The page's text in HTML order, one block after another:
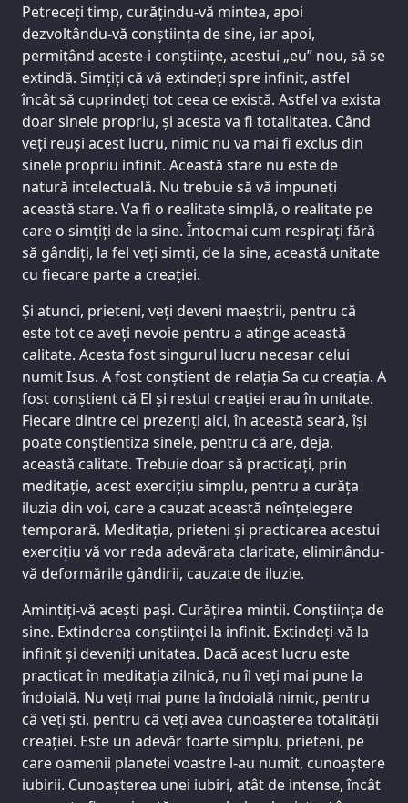
Petreceți timp, curățindu-vă mintea, apoi
dezvoltându-vă conștiința de sine, iar apoi,
permițând aceste-i conștiințe, acestui „eu” nou, să se
extindă. Simțiți că vă extindeți spre infinit, astfel
încât să cuprindeți tot ceea ce există. Astfel va exista
doar sinele propriu, și acesta va fi totalitatea. Când
veți reuși acest lucru, nimic nu va mai fi exclus din
sinele propriu infinit. Această stare nu este de
natură intelectuală. Nu trebuie să vă impuneți
această stare. Va fi o realitate simplă, o realitate pe
care o simțiți de la sine. Întocmai cum respirați fără
să gândiți, la fel veți simți, de la sine, această unitate
cu fiecare parte a creației.
Și atunci, prieteni, veți deveni maeștrii, pentru că
este tot ce aveți nevoie pentru a atinge această
calitate. Acesta fost singurul lucru necesar celui
numit Isus. A fost conștient de relația Sa cu creația. A
fost conștient că El și restul creației erau în unitate.
Fiecare dintre cei prezenți aici, în această seară, își
poate conștientiza sinele, pentru că are, deja,
această calitate. Trebuie doar să practicați, prin
meditație, acest exercițiu simplu, pentru a curăța
iluzia din voi, care a cauzat această neînțelegere
temporară. Meditația, prieteni și practicarea acestui
exercițiu vă vor reda adevărata claritate, eliminându-
vă deformările gândirii, cauzate de iluzie.
Amintiți-vă acești pași. Curățirea mintii. Conștiința de
sine. Extinderea conștiinței la infinit. Extindeți-vă la
infinit și deveniți unitatea. Dacă acest lucru este
practicat în meditația zilnică, nu îl veți mai pune la
îndoială. Nu veți mai pune la îndoială nimic, pentru
că veți ști, pentru că veți avea cunoașterea totalității
creației. Este un adevăr foarte simplu, prieteni, pe
care oamenii planetei voastre l-au numit, cunoaștere
iubirii. Cunoașterea unei iubiri, atât de intense, încât